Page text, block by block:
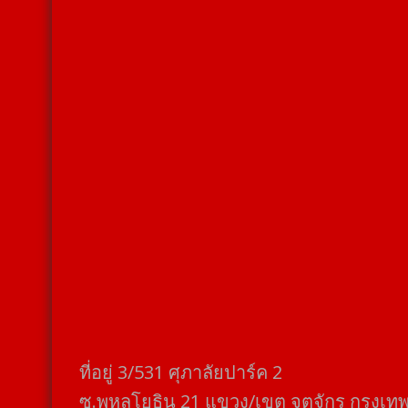
ที่อยู่​ 3/531​ ศุภาลัยปาร์ค​ 2
ซ.พหลโยธิน​ 21​ แขวง/เขต​ จตุจักร​ กรุงเท